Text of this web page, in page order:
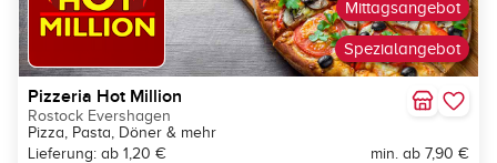
Spezialangebot
Mittagsangebot
Pizzeria Hot Million
Rostock Evershagen
Pizza, Pasta, Döner & mehr
Lieferung: ab 1,20 €
min. ab 7,90 €